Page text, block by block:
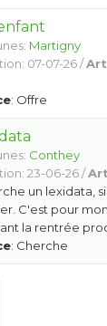
Martigny
07-07-26 /
: Offre
Conthey
23-06-26 /
un lexidata,
C'est pour
la rentrée
: Cherche